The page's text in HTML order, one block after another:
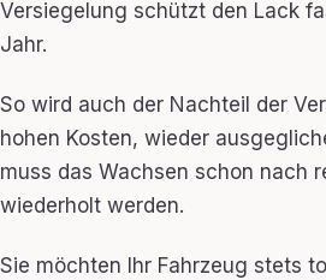
Versiegelung schützt den Lack
Jahr.
So wird auch der Nachteil der
hohen Kosten, wieder
muss das Wachsen schon nach
wiederholt werden.
Sie möchten Ihr Fahrzeug stets